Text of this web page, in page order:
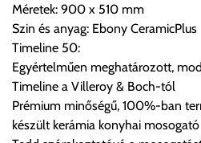
Szállítási díjak:
Az oldalunkon rendelés esetén,
úgy esetenként több lehetőséget
vásárolt árú figyelembevételével
költséget válassza ki.
Amennyiben nem biztos
automatikusan nem ajánl fel
Méretek: 900 x 510 mm
Szin és anyag: Ebony CeramicPlus
Timeline 50:
Egyértelműen meghatározott,
Timeline a Villeroy & Boch-tól
Prémium minőségű, 100%-ban
készült kerámia konyhai mosogató